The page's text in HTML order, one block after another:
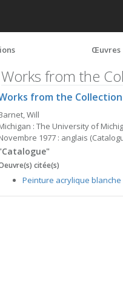
Œuvres
Works from the
from the
Will
: The University of
1977 : anglais
citée(s)
Peinture acrylique